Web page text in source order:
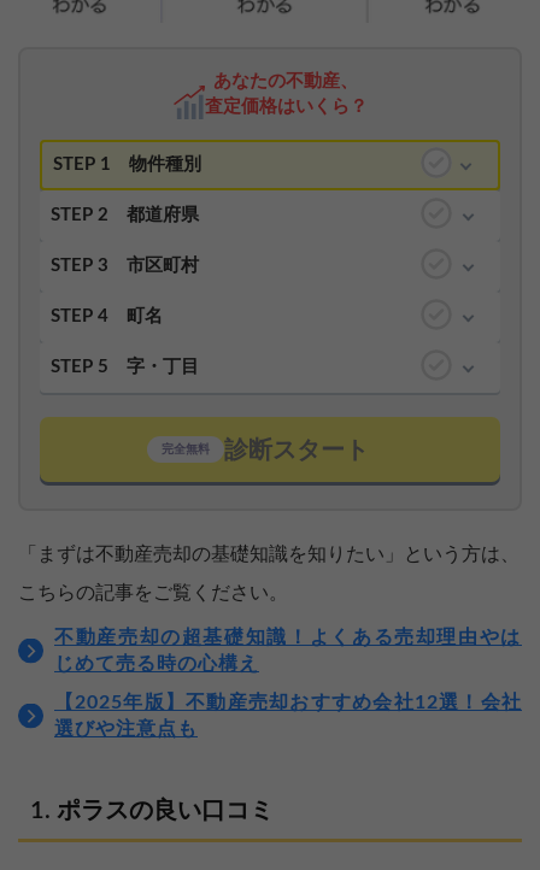
あなたの不動産、
査定価格はいくら？
STEP 1 物件種別
STEP 2 都道府県
STEP 3 市区町村
STEP 4 町名
STEP 5 字・丁目
完全無料 診断スタート
「まずは不動産売却の基礎知識を知りたい」という方は、
こちらの記事をご覧ください。
不動産売却の超基礎知識！よくある売却理由やは
じめて売る時の心構え
【2025年版】不動産売却おすすめ会社12選！会社
選びや注意点も
ポラスの良い口コミ